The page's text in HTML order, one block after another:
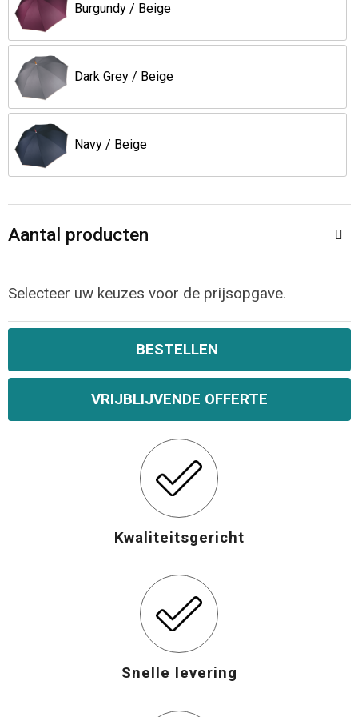
Jassen
Been- en voetbescherming
Overalls
Schorten en Sloven
Gilets
Regenkleding
Hygiëne en Persoonlijke verzorging
Reistassen
Koffers en Trolleys
Sporttassen
Boodschappentassen
Schoudertassen
Papieren tassen
Opvouwbare tassen
Burgundy / Beige
Dark Grey / Beige
Navy / Beige
Aantal producten
Selecteer uw keuzes voor de prijsopgave.
BESTELLEN
VRIJBLIJVENDE OFFERTE
Kwaliteitsgericht
Snelle levering